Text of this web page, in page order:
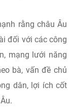
rằng châu Âu
đối với các công
mạng lưới năng
bà, vấn đề chủ
dân, lợi ích cốt